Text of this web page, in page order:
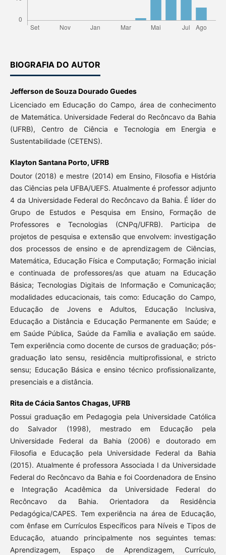
BIOGRAFIA DO AUTOR
Jefferson de Souza Dourado Guedes
Licenciado em Educação do Campo, área de conhecimento
de Matemática. Universidade Federal do Recôncavo da Bahia
(UFRB), Centro de Ciência e Tecnologia em Energia e
Sustentabilidade (CETENS).
Klayton Santana Porto, UFRB
Doutor (2018) e mestre (2014) em Ensino, Filosofia e História
das Ciências pela UFBA/UEFS. Atualmente é professor adjunto
4 da Universidade Federal do Recôncavo da Bahia. É líder do
Grupo de Estudos e Pesquisa em Ensino, Formação de
Professores e Tecnologias (CNPq/UFRB). Participa de
projetos de pesquisa e extensão que envolvem: investigação
dos processos de ensino e de aprendizagem de Ciências,
Matemática, Educação Física e Computação; Formação inicial
e continuada de professores/as que atuam na Educação
Básica; Tecnologias Digitais de Informação e Comunicação;
modalidades educacionais, tais como: Educação do Campo,
Educação de Jovens e Adultos, Educação Inclusiva,
Educação a Distância e Educação Permanente em Saúde; e
em Saúde Pública, Saúde da Família e avaliação em saúde.
Tem experiência como docente de cursos de graduação; pós-
graduação lato sensu, residência multiprofissional, e stricto
sensu; Educação Básica e ensino técnico profissionalizante,
presenciais e a distância.
Rita de Cácia Santos Chagas, UFRB
Possui graduação em Pedagogia pela Universidade Católica
do Salvador (1998), mestrado em Educação pela
Universidade Federal da Bahia (2006) e doutorado em
Filosofia e Educação pela Universidade Federal da Bahia
(2015). Atualmente é professora Associada I da Universidade
Federal do Recôncavo da Bahia e foi Coordenadora de Ensino
e Integração Acadêmica da Universidade Federal do
Recôncavo da Bahia. Orientadora da Residência
Pedagógica/CAPES. Tem experiência na área de Educação,
com ênfase em Currículos Específicos para Níveis e Tipos de
Educação, atuando principalmente nos seguintes temas:
Aprendizagem, Espaço de Aprendizagem, Currículo,